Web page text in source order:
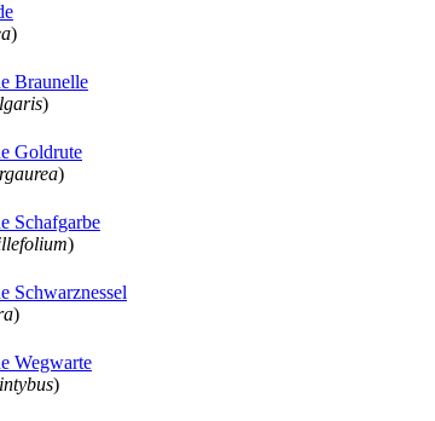
)
Braunelle
)
Goldrute
)
Schafgarbe
)
Schwarznessel
)
Wegwarte
intybus)